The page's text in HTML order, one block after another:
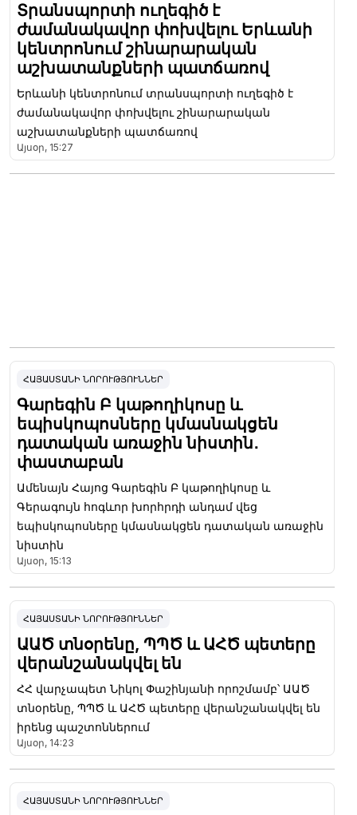
Տրանսպորտի ուղեգիծ է
ժամանակավոր փոխվելու Երևանի
կենտրոնում շինարարական
աշխատանքների պատճառով
Երևանի կենտրոնում տրանսպորտի ուղեգիծ է
ժամանակավոր փոխվելու շինարարական
աշխատանքների պատճառով
Այսօր, 15:27
ՀԱՅԱՍՏԱՆԻ ՆՈՐՈՒԹՅՈՒՆՆԵՐ
Գարեգին Բ կաթողիկոսը և
եպիսկոպոսները կմասնակցեն
դատական առաջին նիստին․
փաստաբան
Ամենայն Հայոց Գարեգին Բ կաթողիկոսը և
Գերագույն հոգևոր խորհրդի անդամ վեց
եպիսկոպոսները կմասնակցեն դատական առաջին
նիստին
Այսօր, 15:13
ՀԱՅԱՍՏԱՆԻ ՆՈՐՈՒԹՅՈՒՆՆԵՐ
ԱԱԾ տնօրենը, ՊՊԾ և ԱՀԾ պետերը
վերանշանակվել են
ՀՀ վարչապետ Նիկոլ Փաշինյանի որոշմամբ՝ ԱԱԾ
տնօրենը, ՊՊԾ և ԱՀԾ պետերը վերանշանակվել են
իրենց պաշտոններում
Այսօր, 14:23
ՀԱՅԱՍՏԱՆԻ ՆՈՐՈՒԹՅՈՒՆՆԵՐ